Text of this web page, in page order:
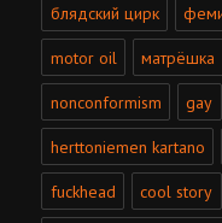
блядский цирк
motor oil матрёшка
nonconformism gay
herttoniemen kartano
fuckhead cool story